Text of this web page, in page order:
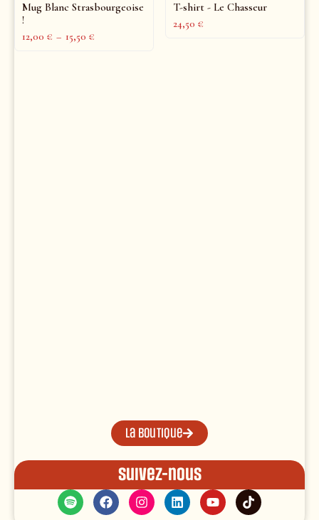
Mug Blanc Strasbourgeoise
!
12,00 € – 15,50 €
T-shirt - Le Chasseur
24,50 €
La boutique
Suivez-nous